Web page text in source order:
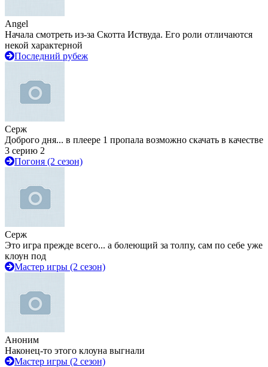
Angel
Начала смотреть из-за Скотта Иствуда. Его роли отличаются
некой характерной
Последний рубеж
Серж
Доброго дня... в плеере 1 пропала возможно скачать в качестве
3 серию 2
Погоня (2 сезон)
Серж
Это игра прежде всего... а болеющий за толпу, сам по себе уже
клоун под
Мастер игры (2 сезон)
Аноним
Наконец-то этого клоуна выгнали
Мастер игры (2 сезон)